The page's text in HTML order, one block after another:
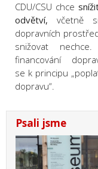
CDU/CSU chce
odvětví, včetně
dopravních
snižovat
financování
se k principu
dopravu“.
Psali jsme